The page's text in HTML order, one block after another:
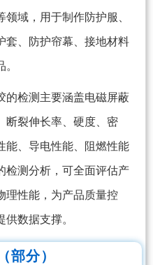
域，用于制作防护服、
套、防护帘幕、接地材料
的检测主要涵盖电磁屏蔽
断裂伸长率、硬度、密
能、导电性能、阻燃性能
检测分析，可全面评估产
理性能，为产品质量控
数据支撑。
部分）